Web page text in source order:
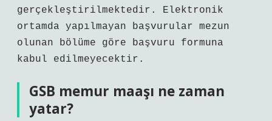
gerçekleştirilmektedir. Elektronik
ortamda yapılmayan başvurular mezun
olunan bölüme göre başvuru formuna
kabul edilmeyecektir.
GSB memur maaşı ne zaman
yatar?